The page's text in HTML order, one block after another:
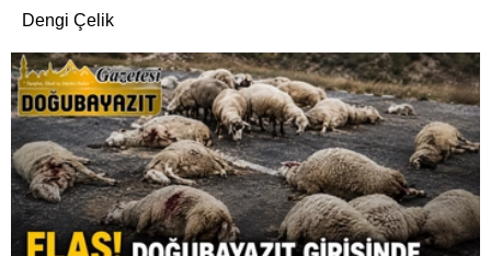
Dengi Çelik